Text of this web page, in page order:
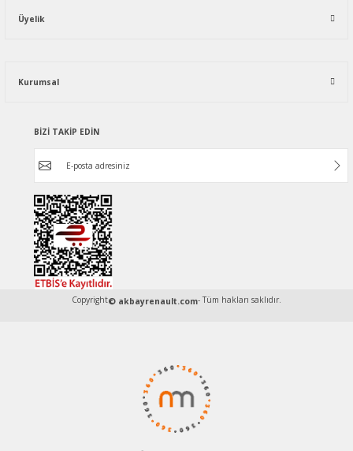
Üyelik
Kurumsal
BİZİ TAKİP EDİN
Copyright© akbayrenault.com- Tüm hakları saklıdır.